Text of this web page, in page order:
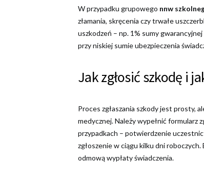
W przypadku grupowego nnw
złamania, skręcenia czy trwałe
uszkodzeń – np. 1% sumy
przy niskiej sumie ubezpieczenia
Jak zgłosić szkodę i
Proces zgłaszania szkody jest prosty,
medycznej. Należy wypełnić formularz
przypadkach – potwierdzenie
zgłoszenie w ciągu kilku dni
odmową wypłaty świadczenia.